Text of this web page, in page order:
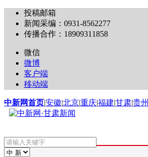
投稿邮箱
新闻采编：0931-8562277
传播合作：18909311858
微信
微博
客户端
移动端
中新网首页|安徽|北京|重庆|福建|甘肃|贵州